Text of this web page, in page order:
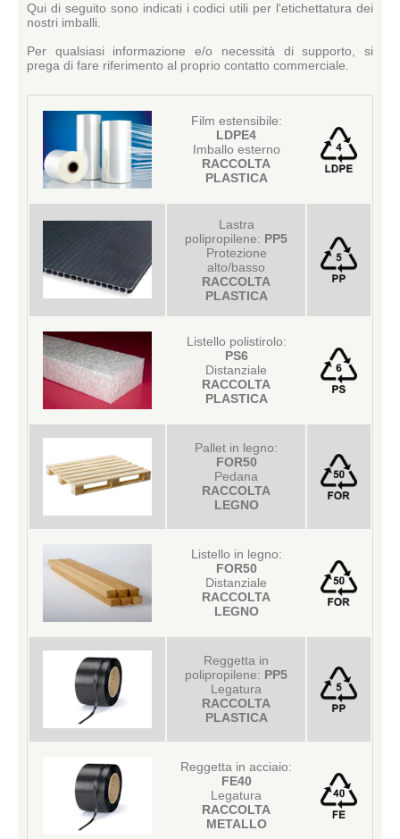
Qui di seguito sono indicati i codici utili per l'etichettatura dei
nostri imballi.
Per qualsiasi informazione e/o necessità di supporto, si
prega di fare riferimento al proprio contatto commerciale.
Film estensibile:
LDPE4
Imballo esterno
RACCOLTA
PLASTICA
Lastra
polipropilene: PP5
Protezione
alto/basso
RACCOLTA
PLASTICA
Listello polistirolo:
PS6
Distanziale
RACCOLTA
PLASTICA
Pallet in legno:
FOR50
Pedana
RACCOLTA
LEGNO
Listello in legno:
FOR50
Distanziale
RACCOLTA
LEGNO
Reggetta in
polipropilene: PP5
Legatura
RACCOLTA
PLASTICA
Reggetta in acciaio:
FE40
Legatura
RACCOLTA
METALLO